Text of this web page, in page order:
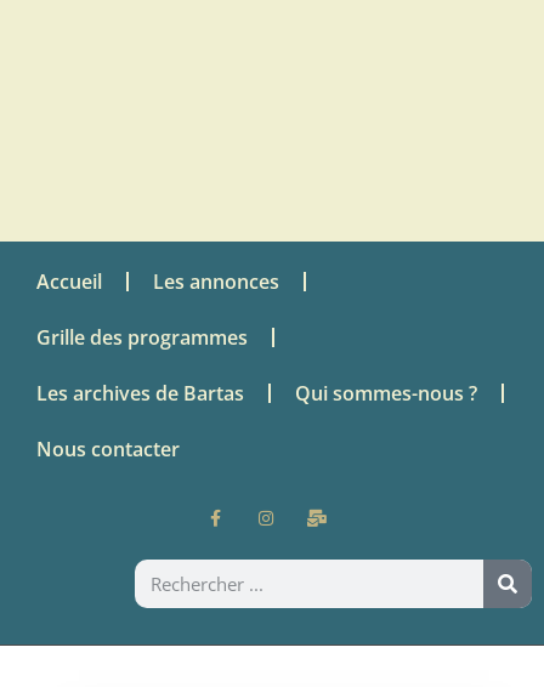
Accueil Les annonces
Grille des programmes
Les archives de Bartas Qui sommes-nous ?
Nous contacter